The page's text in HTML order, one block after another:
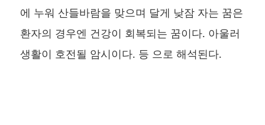
에 누워 산들바람을 맞으며 달게 낮잠 자는 꿈은
환자의 경우엔 건강이 회복되는 꿈이다. 아울러
생활이 호전될 암시이다. 등 으로 해석된다.